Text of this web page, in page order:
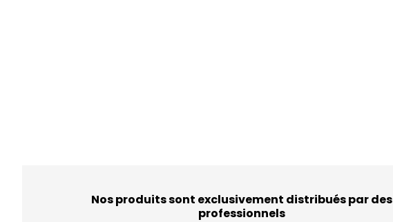
Nos produits sont exclusivement distribués par des
professionnels